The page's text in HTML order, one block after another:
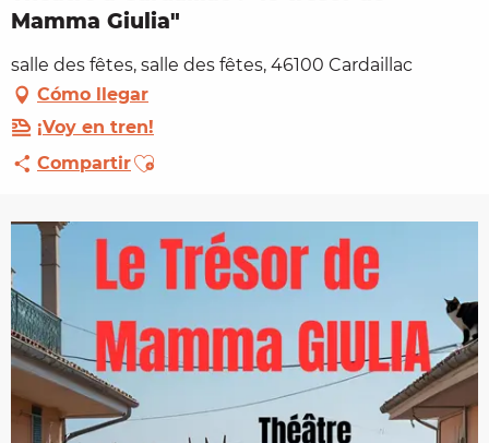
Mamma Giulia"
salle des fêtes, salle des fêtes, 46100 Cardaillac
Cómo llegar
¡Voy en tren!
CompartirAjouter aux favoris